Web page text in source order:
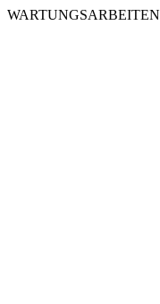
WARTUNGSARBEITEN